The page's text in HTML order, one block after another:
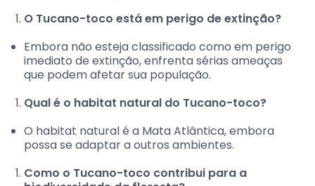
O Tucano-toco está em perigo de extinção?
Embora não esteja classificado como em perigo
imediato de extinção, enfrenta sérias ameaças
que podem afetar sua população.
Qual é o habitat natural do Tucano-toco?
O habitat natural é a Mata Atlântica, embora
possa se adaptar a outros ambientes.
Como o Tucano-toco contribui para a